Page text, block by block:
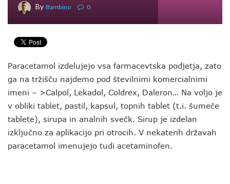
By Bambino 0
Paracetamol izdelujejo vsa farmacevtska podjetja, zato
ga na tržišču najdemo pod številnimi komercialnimi
imeni – >Calpol, Lekadol, Coldrex, Daleron… Na voljo je
v obliki tablet, pastil, kapsul, topnih tablet (t.i. šumeče
tablete), sirupa in analnih svečk. Sirup je izdelan
izključno za aplikacijo pri otrocih. V nekaterih državah
paracetamol imenujejo tudi acetaminofen.